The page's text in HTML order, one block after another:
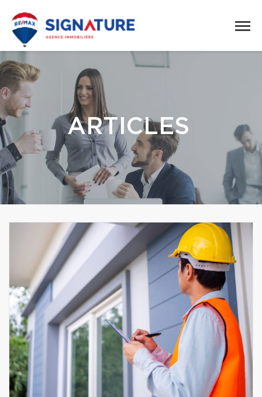
ARTICLES